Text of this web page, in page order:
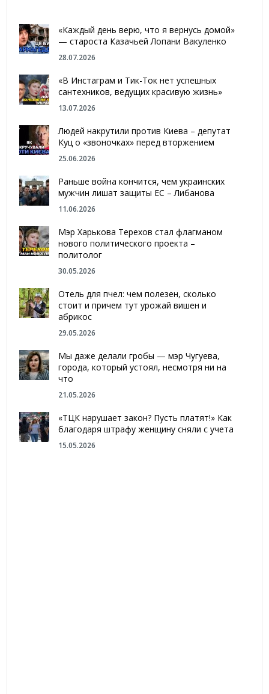
«Каждый день верю, что я вернусь домой»
— староста Казачьей Лопани Вакуленко
28.07.2026
«В Инстаграм и Тик-Ток нет успешных
сантехников, ведущих красивую жизнь»
13.07.2026
Людей накрутили против Киева – депутат
Куц о «звоночках» перед вторжением
25.06.2026
Раньше война кончится, чем украинских
мужчин лишат защиты ЕС – Либанова
11.06.2026
Мэр Харькова Терехов стал флагманом
нового политического проекта –
политолог
30.05.2026
Отель для пчел: чем полезен, сколько
стоит и причем тут урожай вишен и
абрикос
29.05.2026
Мы даже делали гробы — мэр Чугуева,
города, который устоял, несмотря ни на
что
21.05.2026
«ТЦК нарушает закон? Пусть платят!» Как
благодаря штрафу женщину сняли с учета
15.05.2026